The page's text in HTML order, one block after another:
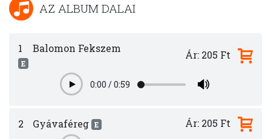
AZ ALBUM DALAI
1 Balomon Fekszem
E
Play0:00 /0:59
Ár: 205 Ft
2 Gyávaféreg E Ár: 205 Ft